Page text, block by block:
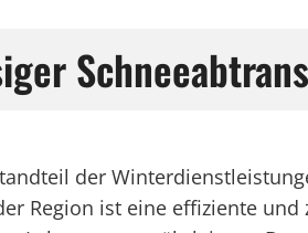
der
Region ist eine effiziente